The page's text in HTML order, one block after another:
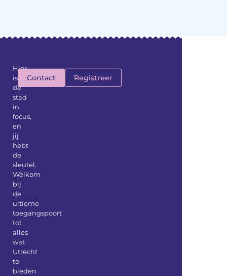
Hier
is
de
stad
in
focus,
en
jij
hebt
de
sleutel.
Welkom
bij
de
ultieme
toegangspoort
tot
alles
wat
Utrecht
te
bieden
Contact Registreer